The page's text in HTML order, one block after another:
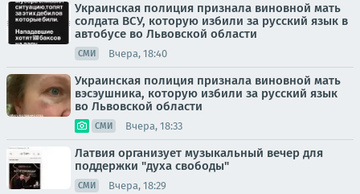
Украинская полиция признала виновной мать
солдата ВСУ, которую избили за русский язык в
автобусе во Львовской области
СМИ Вчера, 18:40
Украинская полиция признала виновной мать
вэсэушника, которую избили за русский язык
во Львовской области
СМИ Вчера, 18:33
Латвия организует музыкальный вечер для
поддержки "духа свободы"
СМИ Вчера, 18:29